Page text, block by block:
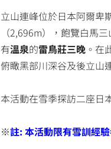
立山連峰位於日本阿爾卑
（2,696m），飽覽白馬
有溫泉的雷鳥莊三晚。在
俯瞰黑部川深谷及後立山
本活動在雪季探訪二座日
※註: 本活動限有雪訓經